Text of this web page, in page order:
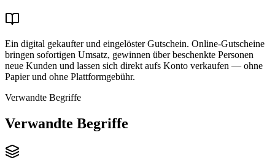
Ein digital gekaufter und eingelöster Gutschein. Online-Gutscheine
bringen sofortigen Umsatz, gewinnen über beschenkte Personen
neue Kunden und lassen sich direkt aufs Konto verkaufen — ohne
Papier und ohne Plattformgebühr.
Verwandte Begriffe
Verwandte Begriffe